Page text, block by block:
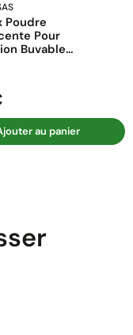
Poudre
Pour
Buvable...
au panier